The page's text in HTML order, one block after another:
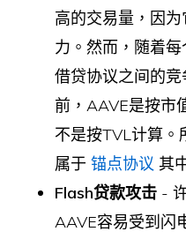
高的交易量，因
力。然而，随着每
借贷协议之间的
前，AAVE是按市
不是按TVL计算。
属于锚点协议 其
Flash贷款攻击 -
AAVE容易受到闪